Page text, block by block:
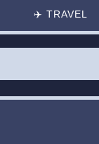
✈️ TRAVEL